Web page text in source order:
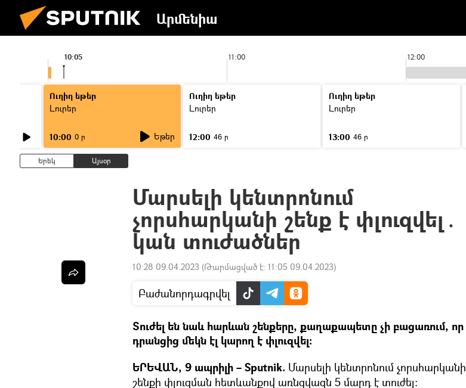
Արմենիա
11:00 12:00
10:05
Ուղիղ եթեր
Լուրեր
10:00 0 ր Եթեր
Ուղիղ եթեր
Լուրեր
12:00 46 ր
Ուղիղ եթեր
Լուրեր
13:00 46 ր
Երեկ Այսօր
Մարսելի կենտրոնում
չորսհարկանի շենք է փլուզվել․
կան տուժածներ
10:28 09.04.2023 (Թարմացված է: 11:05 09.04.2023)
Բաժանորդագրվել
Տուժել են նաև հարևան շենքերը, քաղաքապետը չի բացառում, որ
դրանցից մեկն էլ կարող է փլուզվել։
ԵՐԵՎԱՆ, 9 ապրիլի – Sputnik. Մարսելի կենտրոնում չորսհարկանի
շենքի փլուզման հետևանքով առնցվազն 5 մարդ է տուժել։